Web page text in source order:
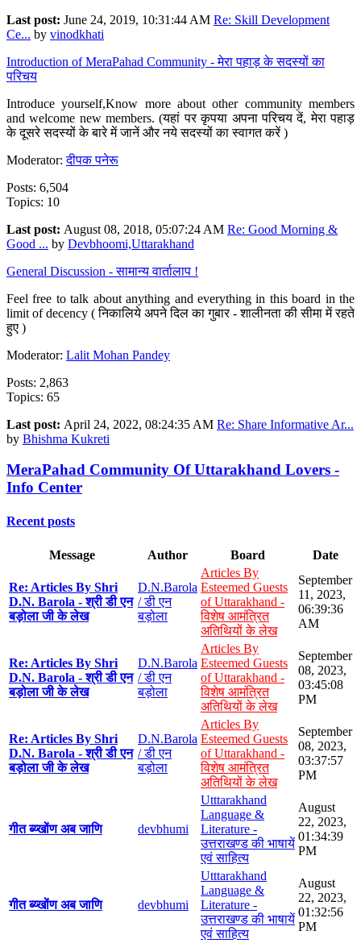
Last post: June 24, 2019, 10:31:44 AM Re: Skill Development
Ce... by vinodkhati
Introduction of MeraPahad Community - मेरा पहाड़ के सदस्यों का
परिचय
Introduce yourself,Know more about other community members
and welcome new members. (यहां पर कृपया अपना परिचय दें, मेरा पहाड़
के दूसरे सदस्यों के बारे में जानें और नये सदस्यों का स्वागत करें )
Moderator:दीपक पनेरू
Posts: 6,504
Topics: 10
Last post: August 08, 2018, 05:07:24 AM Re: Good Morning &
Good ... by Devbhoomi,Uttarakhand
General Discussion - सामान्य वार्तालाप !
Feel free to talk about anything and everything in this board in the
limit of decency ( निकालिये अपने दिल का गुबार - शालीनता की सीमा में रहते
हुए )
Moderator: Lalit Mohan Pandey
Posts: 2,863
Topics: 65
Last post: April 24, 2022, 08:24:35 AM Re: Share Informative Ar...
by Bhishma Kukreti
MeraPahad Community Of Uttarakhand Lovers -
Info Center
Recent posts
Message Author Board Date
Re: Articles By Shri
D.N. Barola - श्री डी एन
बड़ोला जी के लेख
D.N.Barola
/ डी एन
बड़ोला
Articles By
Esteemed Guests
of Uttarakhand -
विशेष आमंत्रित
अतिथियों के लेख
September
11, 2023,
06:39:36
AM
Re: Articles By Shri
D.N. Barola - श्री डी एन
बड़ोला जी के लेख
D.N.Barola
/ डी एन
बड़ोला
Articles By
Esteemed Guests
of Uttarakhand -
विशेष आमंत्रित
अतिथियों के लेख
September
08, 2023,
03:45:08
PM
Re: Articles By Shri
D.N. Barola - श्री डी एन
बड़ोला जी के लेख
D.N.Barola
/ डी एन
बड़ोला
Articles By
Esteemed Guests
of Uttarakhand -
विशेष आमंत्रित
अतिथियों के लेख
September
08, 2023,
03:37:57
PM
गीत ब्य्खोंण अब जाणि devbhumi
Utttarakhand
Language &
Literature -
उत्तराखण्ड की भाषायें
एवं साहित्य
August
22, 2023,
01:34:39
PM
गीत ब्य्खोंण अब जाणि devbhumi
Utttarakhand
Language &
Literature -
उत्तराखण्ड की भाषायें
एवं साहित्य
August
22, 2023,
01:32:56
PM